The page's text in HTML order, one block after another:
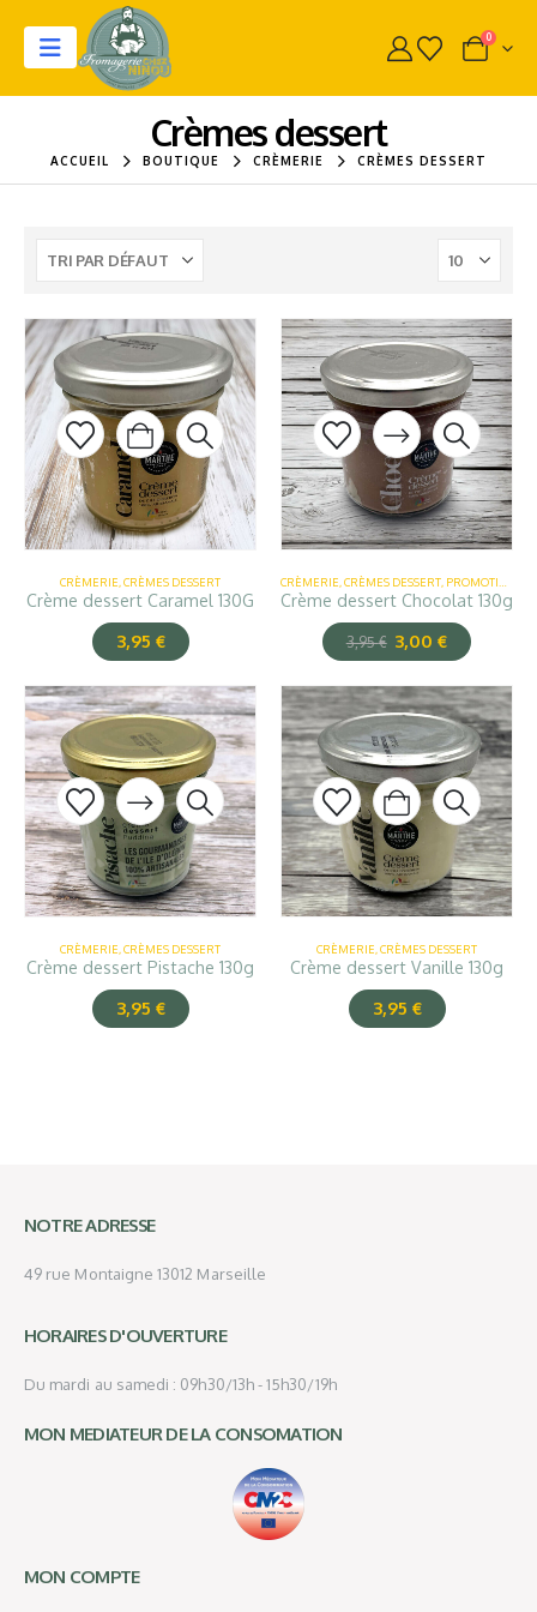
0
Crèmes dessert
ACCUEIL BOUTIQUE CRÈMERIE CRÈMES DESSERT
CRÈMERIE,CRÈMES DESSERT
Crème dessert Caramel 130G
3,95 €
CRÈMERIE,CRÈMES DESSERT, PROMOTION
Crème dessert Chocolat 130g
3,95€ 3,00€
CRÈMERIE,CRÈMES DESSERT
Crème dessert Pistache 130g
3,95 €
CRÈMERIE,CRÈMES DESSERT
Crème dessert Vanille 130g
3,95 €
NOTRE ADRESSE
49 rue Montaigne 13012 Marseille
HORAIRES D'OUVERTURE
Du mardi au samedi : 09h30/13h - 15h30/19h
MON MEDIATEUR DE LA CONSOMATION
MON COMPTE